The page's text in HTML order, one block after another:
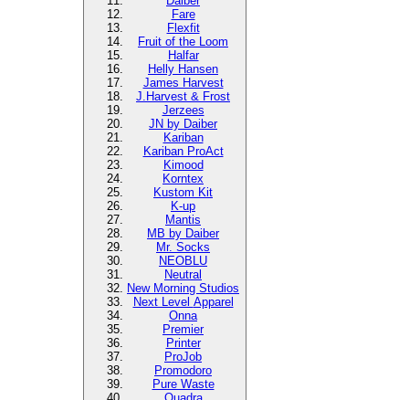
Fare
Flexfit
Fruit of the Loom
Halfar
Helly Hansen
James Harvest
J.Harvest & Frost
Jerzees
JN by Daiber
Kariban
Kariban ProAct
Kimood
Korntex
Kustom Kit
K-up
Mantis
MB by Daiber
Mr. Socks
NEOBLU
Neutral
New Morning Studios
Next Level Apparel
Onna
Premier
Printer
ProJob
Promodoro
Pure Waste